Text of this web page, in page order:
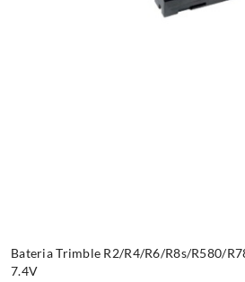
Bateria Trimble R2/R4/R6/R8s/R580/
7.4V